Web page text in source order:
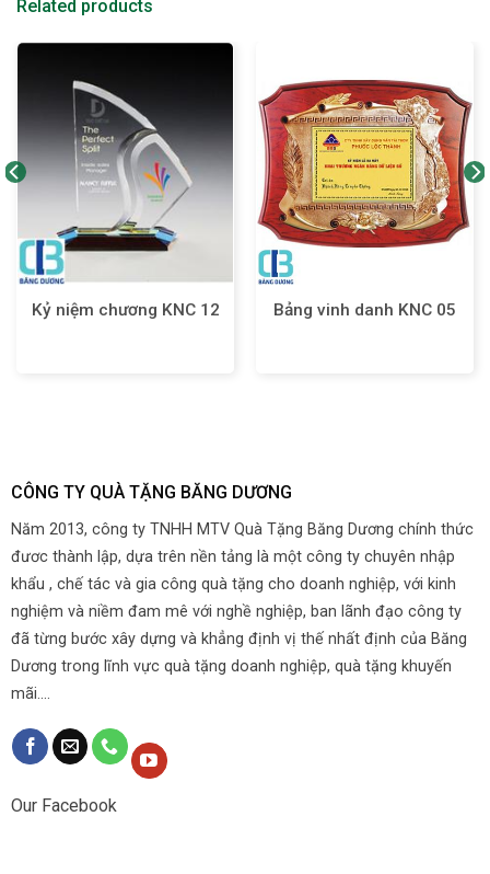
Related products
Kỷ niệm chương KNC 12 Bảng vinh danh KNC 05
CÔNG TY QUÀ TẶNG BĂNG DƯƠNG
Năm 2013, công ty TNHH MTV Quà Tặng Băng Dương chính thức
đươc thành lập, dựa trên nền tảng là một công ty chuyên nhập
khẩu , chế tác và gia công quà tặng cho doanh nghiệp, với kinh
nghiệm và niềm đam mê với nghề nghiệp, ban lãnh đạo công ty
đã từng bước xây dựng và khẳng định vị thế nhất định của Băng
Dương trong lĩnh vực quà tặng doanh nghiệp, quà tặng khuyến
mãi....
Our Facebook